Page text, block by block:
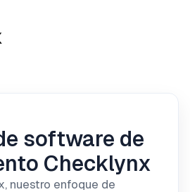
software de
Checklynx
nuestro enfoque de